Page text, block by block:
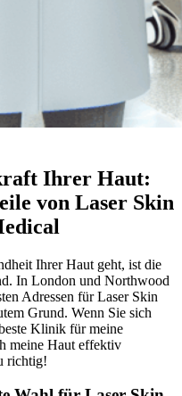
Ihrer Haut:
von Laser Skin
Ihrer Haut geht, ist die
In London und Northwood
Adressen für Laser Skin
Grund. Wenn Sie sich
Klinik für meine
meine Haut effektiv
richtig!